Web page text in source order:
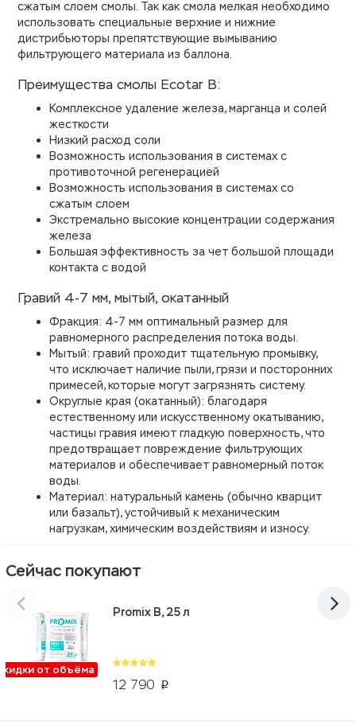
сжатым слоем смолы. Так как смола мелкая необходимо
использовать специальные верхние и нижние
дистрибьюторы препятствующие вымыванию
фильтрующего материала из баллона.
Преимущества смолы Ecotar B:
Комплексное удаление железа, марганца и солей
жесткости
Низкий расход соли
Возможность использования в системах с
противоточной регенерацией
Возможность использования в системах со
сжатым слоем
Экстремально высокие концентрации содержания
железа
Большая эффективность за чет большой площади
контакта с водой
Гравий 4-7 мм, мытый, окатанный
Фракция: 4-7 мм оптимальный размер для
равномерного распределения потока воды.
Мытый: гравий проходит тщательную промывку,
что исключает наличие пыли, грязи и посторонних
примесей, которые могут загрязнять систему.
Округлые края (окатанный): благодаря
естественному или искусственному окатыванию,
частицы гравия имеют гладкую поверхность, что
предотвращает повреждение фильтрующих
материалов и обеспечивает равномерный поток
воды.
Материал: натуральный камень (обычно кварцит
или базальт), устойчивый к механическим
нагрузкам, химическим воздействиям и износу.
Сейчас покупают
от объёма
12 790 p
Promix B, 25 л